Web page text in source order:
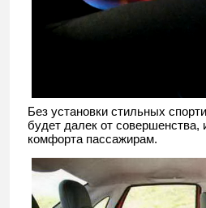
Без установки стильных
будет далек от совершенства,
комфорта пассажирам.